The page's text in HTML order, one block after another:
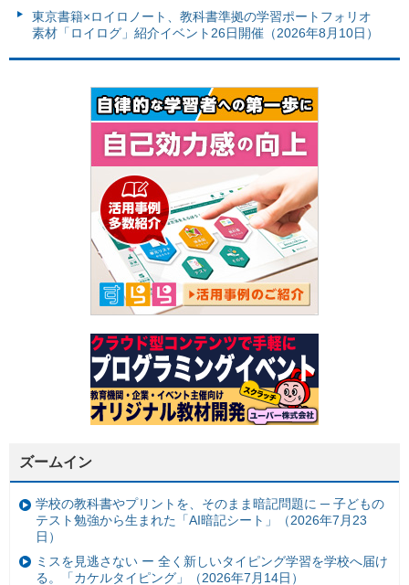
東京書籍×ロイロノート、教科書準拠の学習ポートフォリオ
素材「ロイログ」紹介イベント26日開催（2026年8月10日）
ズームイン
学校の教科書やプリントを、そのまま暗記問題に ─ 子どもの
テスト勉強から生まれた「AI暗記シート」（2026年7月23
日）
ミスを見逃さない ー 全く新しいタイピング学習を学校へ届け
る。「カケルタイピング」（2026年7月14日）